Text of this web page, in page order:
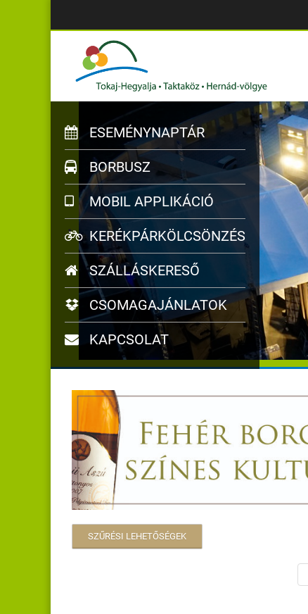
ESEMÉNYNAPTÁR
BORBUSZ
MOBIL APPLIKÁCIÓ
KERÉKPÁRKÖLCSÖNZÉS
SZÁLLÁSKERESŐ
CSOMAGAJÁNLATOK
KAPCSOLAT
SZŰRÉSI LEHETŐSÉGEK